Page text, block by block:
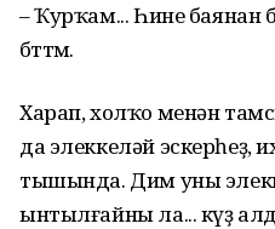
– Ҡурҡам... Һине баянан
бөттөм.
Харап, холҡо менән
да элеккеләй эскерһеҙ,
тышында. Дим уны
ынтылғайны ла... күҙ